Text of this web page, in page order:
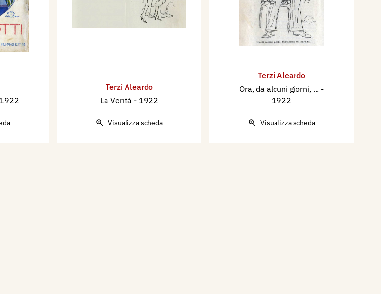
Terzi Aleardo
La Verità - 1922
Visualizza scheda
Terzi Aleardo
Ora, da alcuni giorni, ... -
1922
Visualizza scheda